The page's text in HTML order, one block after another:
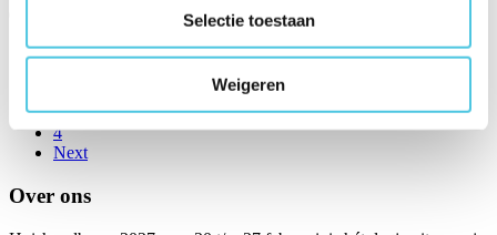
Selectie toestaan
Weigeren
Previous
3
4
Next
Over ons